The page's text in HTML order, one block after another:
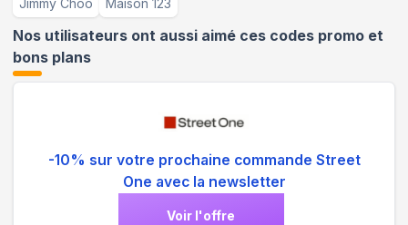
Nos utilisateurs ont aussi aimé ces codes promo et
bons plans
-10% sur votre prochaine commande Street
One avec la newsletter
Voir l'offre